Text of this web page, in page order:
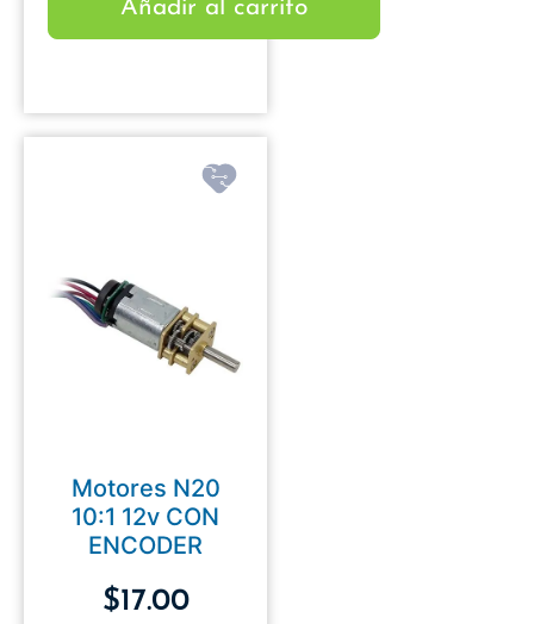
Añadir al carrito
Motores N20
10:1 12v CON
ENCODER
$17.00